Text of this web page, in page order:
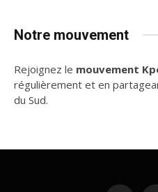
Notre mouvement
Rejoignez le mouvement
régulièrement et en
du Sud.